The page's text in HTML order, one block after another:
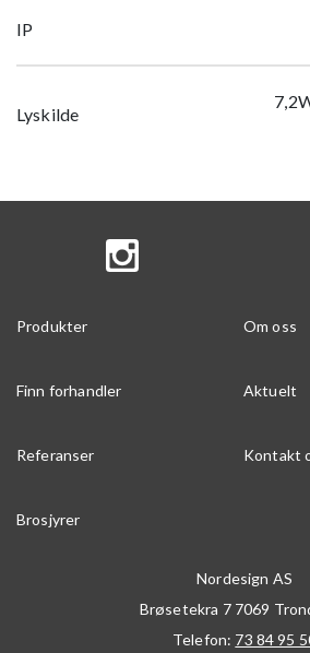
IP
Lyskilde
Produkter Om oss
Finn forhandler Aktuelt
Referanser Kontakt
Brosjyrer
Nordesign AS
Brøsetekra 7 7069
Telefon: 73 84 95